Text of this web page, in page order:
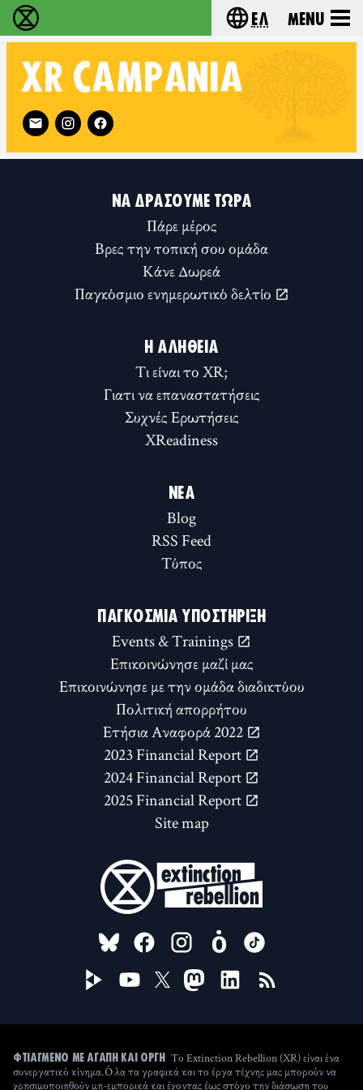
Extinction Rebellion - Home Choose your
Ελ Menu
XR CAMPANIA
Follow XR Campania on
ΝΑ ΔΡΆΣΟΥΜΕ ΤΏΡΑ
Πάρε μέρος
Βρες την τοπική σου ομάδα
Κάνε Δωρεά
Παγκόσμιο ενημερωτικό δελτίο
Η ΑΛΉΘΕΙΑ
Τι είναι το XR;
Γιατι να επαναστατήσεις
Συχνές Ερωτήσεις
XReadiness
ΝΈΑ
Blog
RSS Feed
Τύπος
ΠΑΓΚΌΣΜΙΑ ΥΠΟΣΤΉΡΙΞΗ
Events & Trainings
Επικοινώνησε μαζί μας
Επικοινώνησε με την ομάδα διαδικτύου
Πολιτική απορρήτου
Ετήσια Αναφορά 2022
2023 Financial Report
2024 Financial Report
2025 Financial Report
Site map
FOLLOW US ON
ΦΤΙΑΓΜΈΝΟ ΜΕ ΑΓΆΠΗ ΚΑΙ ΟΡΓΉ
Το Extinction Rebellion (XR) είναι ένα
συνεργατικό κίνημα. Όλα τα γραφικά και το έργα τέχνης μας μπορούν να
χρησιμοποιηθούν μη-εμπορικά και έχοντας έως στόχο την διάσωση του